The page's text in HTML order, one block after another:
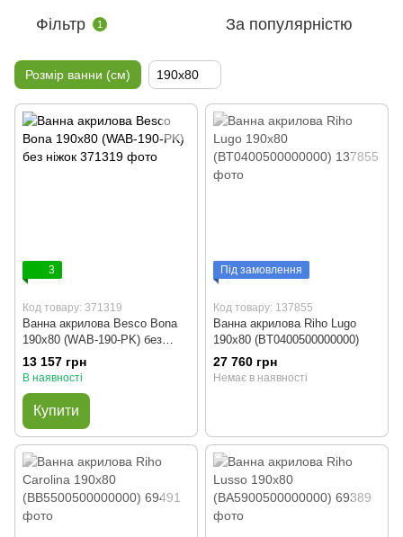
Фільтр 1 За популярністю
Розмір ванни (см) 190x80
3
Код товару: 371319
Ванна акрилова Besco Bona
190x80 (WAB-190-PK) без
ніжок
13 157 грн
В наявності
Купити
Під замовлення
Код товару: 137855
Ванна акрилова Riho Lugo
190x80 (BT0400500000000)
27 760 грн
Немає в наявності